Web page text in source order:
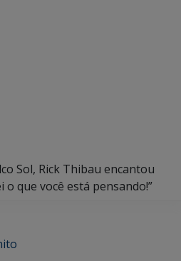
Sol, Rick Thibau encantou
o que você está pensando!”